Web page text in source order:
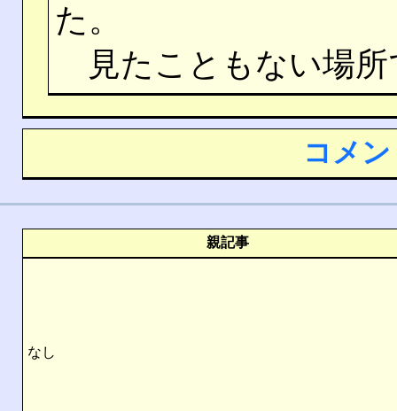
た。
見たこともない場所
コメ
親記事
なし